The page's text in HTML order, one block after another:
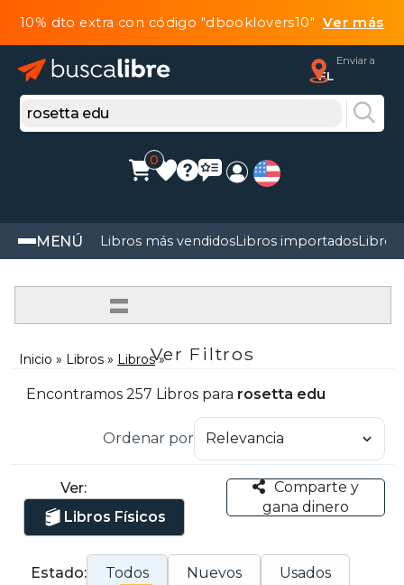
10% dto extra con código "dbooklovers10"Ver más
Enviar a
FL
0
MENÚ Libros más vendidosLibros importadosLibros
=
Ver Filtros
Inicio Libros Libros
Encontramos 257 Libros para rosetta edu
Ordenar por
Ver:
Libros Físicos
Comparte y
gana dinero
Estado: Todos Nuevos Usados